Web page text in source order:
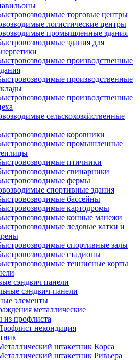
торговые центры
логистические центры
промышленные здания
здания для
производственные
производственные
производственные
сельскохозяйственные
коровники
промышленные
птичники
свинарники
фермы
спортивные здания
бассейны
картодромы
конные манежи
ледовые катки и
спортивные залы
стадионы
теннисные корты
сэндвич панели
сэндвич-панели
элементы
металлические
из профлиста
некондиция
штакетник Корса
штакетник Ривьера